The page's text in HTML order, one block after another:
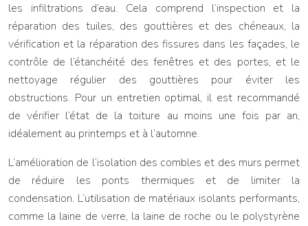
les infiltrations d’eau. Cela comprend l’inspection et la
réparation des tuiles, des gouttières et des chéneaux, la
vérification et la réparation des fissures dans les façades, le
contrôle de l’étanchéité des fenêtres et des portes, et le
nettoyage régulier des gouttières pour éviter les
obstructions. Pour un entretien optimal, il est recommandé
de vérifier l’état de la toiture au moins une fois par an,
idéalement au printemps et à l’automne.
L’amélioration de l’isolation des combles et des murs permet
de réduire les ponts thermiques et de limiter la
condensation. L’utilisation de matériaux isolants performants,
comme la laine de verre, la laine de roche ou le polystyrène